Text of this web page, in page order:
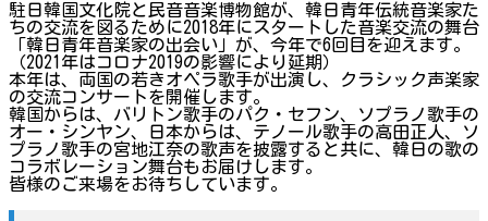
駐日韓国文化院と民音音楽博物館が、韓日青年伝統音楽家た
ちの交流を図るために2018年にスタートした音楽交流の舞台
「韓日青年音楽家の出会い」が、今年で6回目を迎えます。
（2021年はコロナ2019の影響により延期）
本年は、両国の若きオペラ歌手が出演し、クラシック声楽家
の交流コンサートを開催します。
韓国からは、バリトン歌手のパク・セフン、ソプラノ歌手の
オー・シンヤン、日本からは、テノール歌手の高田正人、ソ
プラノ歌手の宮地江奈の歌声を披露すると共に、韓日の歌の
コラボレーション舞台もお届けします。
皆様のご来場をお待ちしています。